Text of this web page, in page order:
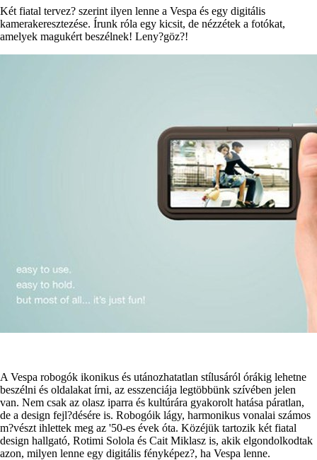
Két fiatal tervez? szerint ilyen lenne a Vespa és egy digitális
kamerakeresztezése. Írunk róla egy kicsit, de nézzétek a fotókat,
amelyek magukért beszélnek! Leny?göz?!
A Vespa robogók ikonikus és utánozhatatlan stílusáról órákig lehetne
beszélni és oldalakat írni, az esszenciája legtöbbünk szívében jelen
van. Nem csak az olasz iparra és kultúrára gyakorolt hatása páratlan,
de a design fejl?désére is. Robogóik lágy, harmonikus vonalai számos
m?vészt ihlettek meg az '50-es évek óta. Közéjük tartozik két fiatal
design hallgató, Rotimi Solola és Cait Miklasz is, akik elgondolkodtak
azon, milyen lenne egy digitális fényképez?, ha Vespa lenne.